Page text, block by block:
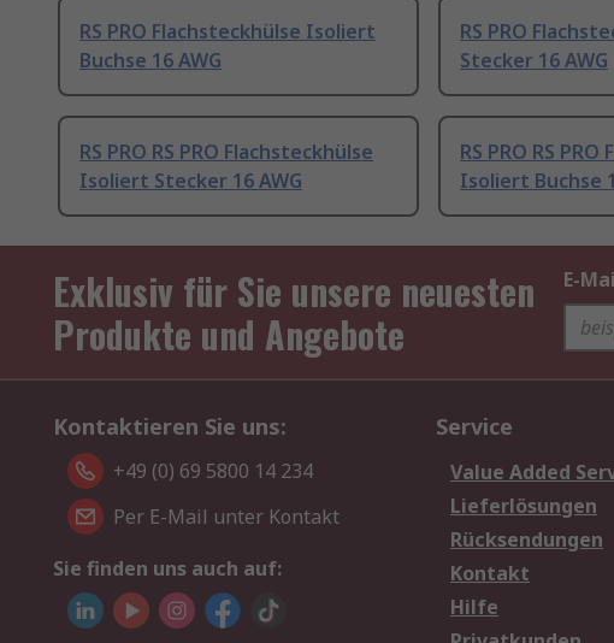
RS PRO Flachsteckhülse Isoliert
Buchse 16 AWG
RS PRO
Stecker 16 AWG
RS PRO RS PRO Flachsteckhülse
Isoliert Stecker 16 AWG
RS PRO RS
Isoliert Buchse
Exklusiv für Sie unsere neuesten
Produkte und Angebote
E-
Kontaktieren Sie uns:
+49 (0) 69 5800 14 234
Per E-Mail unter Kontakt
Sie finden uns auch auf:
Service
Value Added
Lieferlösungen
Rücksendungen
Kontakt
Hilfe